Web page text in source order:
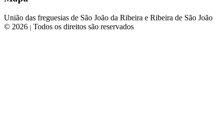
União das freguesias de São João da Ribeira e Ribeira de São João
© 2026 | Todos os direitos são reservados